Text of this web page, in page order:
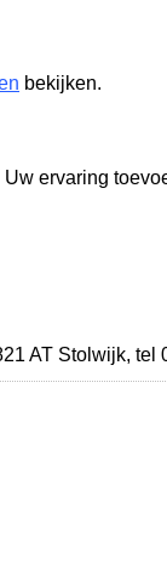
bekijken.
ervaring
AT Stolwijk, tel